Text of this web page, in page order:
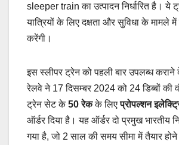
sleeper train का उत्पादन निर्धारित है। ये
यात्रियों के लिए दक्षता और सुविधा के मामले
करेंगी।
इस स्लीपर ट्रेन को पहली बार उपलब्ध कराने
रेलवे ने 17 दिसम्बर 2024 को 24 डिब्बों की
ट्रेन सेट के50रेकके लिएप्रोपल्शन
ऑर्डर दिया है। यह ऑर्डर दो प्रमुख भारतीय
गया है, जो 2 साल की समय सीमा में तैयार